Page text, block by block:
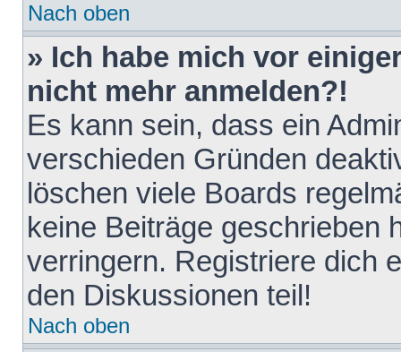
Nach oben
» Ich habe mich vor
nicht mehr anmelden?!
Es kann sein, dass ein
verschieden Gründen
löschen viele Boards
keine Beiträge geschrieben
verringern. Registriere dich
den Diskussionen teil!
Nach oben